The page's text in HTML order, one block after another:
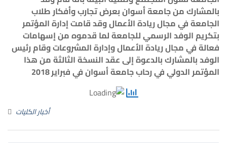
بالمشاركمنجامعةأسوانبعرضتجاربوأفكارطلاب
الجامعةفيمجالريادةالأعمالوقدقامتإدارةالمؤتمر
بتكريمالوفدالرسميللجامعةلما قدموهمنإسهامات
فعالةفيمجالريادةالأعمالوإدارةالمشروعاتوقامرئيس
الوفدبالمشاركبالدعوةإلىعقدالنسخةالثالثةمنهذا
المؤتمرالدوليفيرحابجامعةأسوانفيفبراير2018
أخبار الكليات